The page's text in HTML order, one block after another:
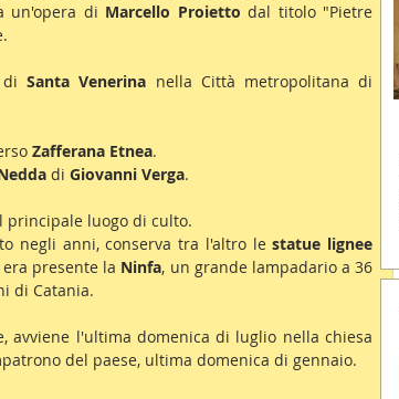
un'opera di Marcello Proietto dal titolo "Pietre
di Santa Venerina
Zafferana Etnea.
di Giovanni Verga.
principale luogo di culto.
negli anni, conserva tra l'altro le statue lignee
presente la Ninfa, un grande lampadario a 36
di Catania.
avviene l'ultima domenica di luglio nella chiesa
del paese, ultima domenica di gennaio.